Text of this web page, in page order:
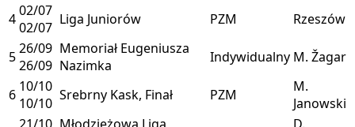
402/07
02/07 Liga Juniorów PZM Rzeszów
526/09
26/09
Memoriał Eugeniusza
Nazimka
Indywidualny M. Žagar
6 10/10
10/10 Srebrny Kask, Finał PZM
M.
Janowski